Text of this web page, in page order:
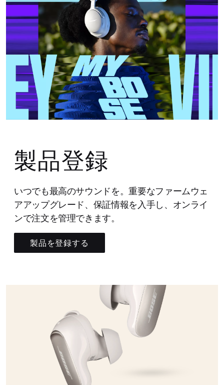
製品登録
いつでも最高のサウンドを。重要なファームウェ
アアップグレード、保証情報を入手し、オンライ
ンで注文を管理できます。
製品を登録する